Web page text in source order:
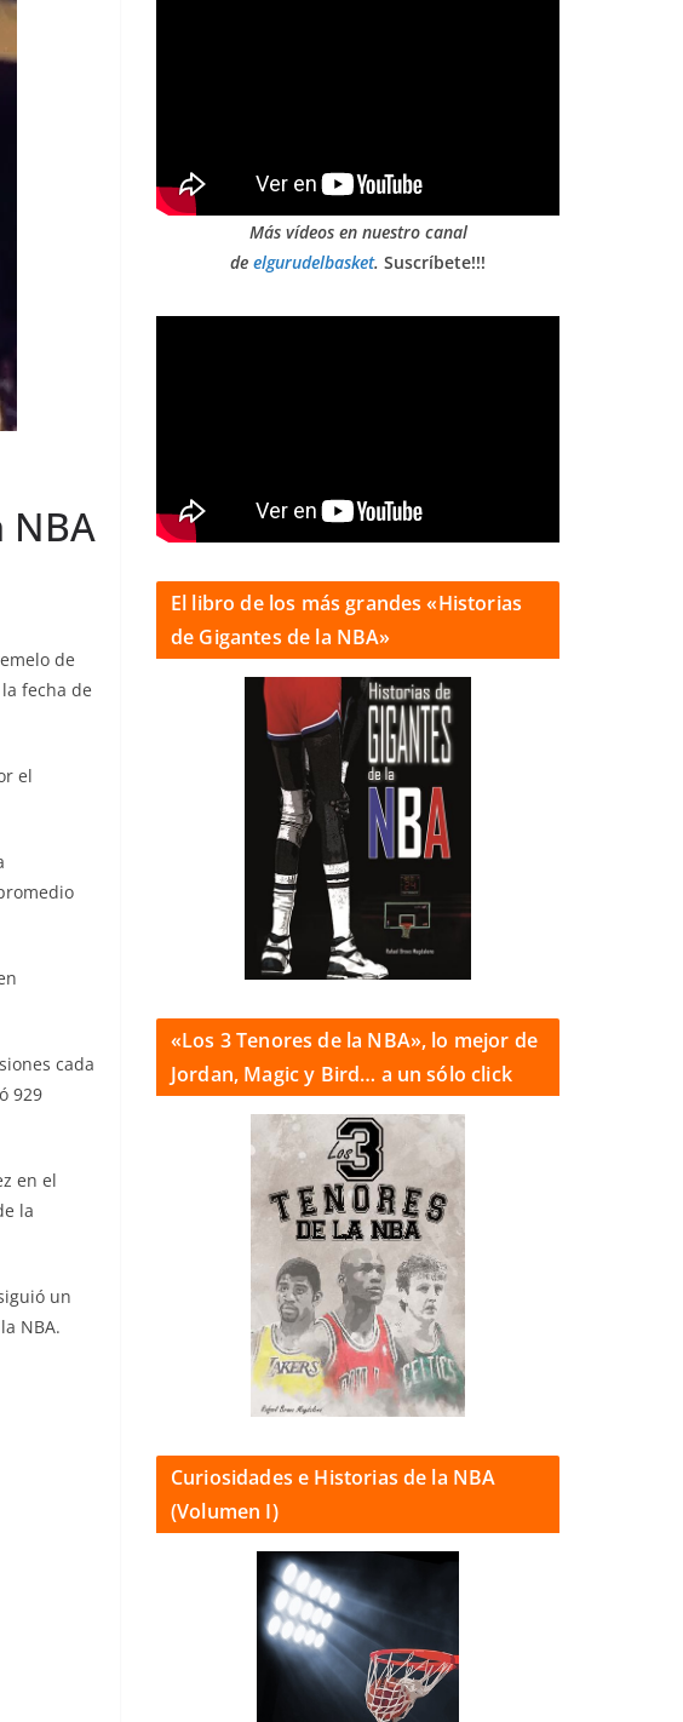
NBA
de
fecha de
el
cada
929
en el
la
un
NBA.
Más vídeos en nuestro canal
de elgurudelbasket. Suscríbete!!!
El libro de los más grandes «Historias
de Gigantes de la NBA»
«Los 3 Tenores de la NBA», lo mejor de
Jordan, Magic y Bird… a un sólo click
Curiosidades e Historias de la NBA
(Volumen I)